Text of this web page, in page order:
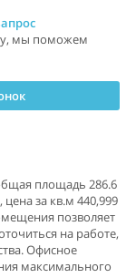
мы поможем
площадь 286.6
за кв.м 440,999
позволяет
на работе,
Офисное
максимального